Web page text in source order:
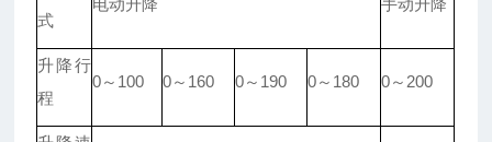
式
电动升降 手动升降
升降行
程
0～100 0～160 0～190 0～180 0～200